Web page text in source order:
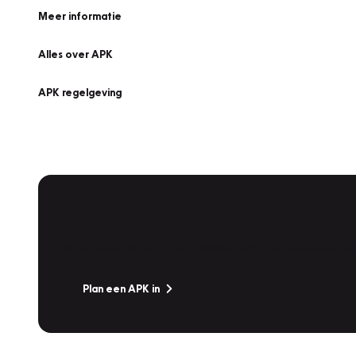
Meer informatie
Alles over APK
APK regelgeving
Plan een APK in